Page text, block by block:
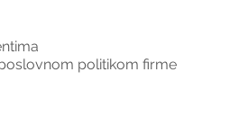
politikom firme